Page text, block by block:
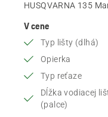
HUSQVARNA 135
V cene
Typ lišty (dlhá)
Opierka
Typ reťaze
Dĺžka vodiacej
(palce)